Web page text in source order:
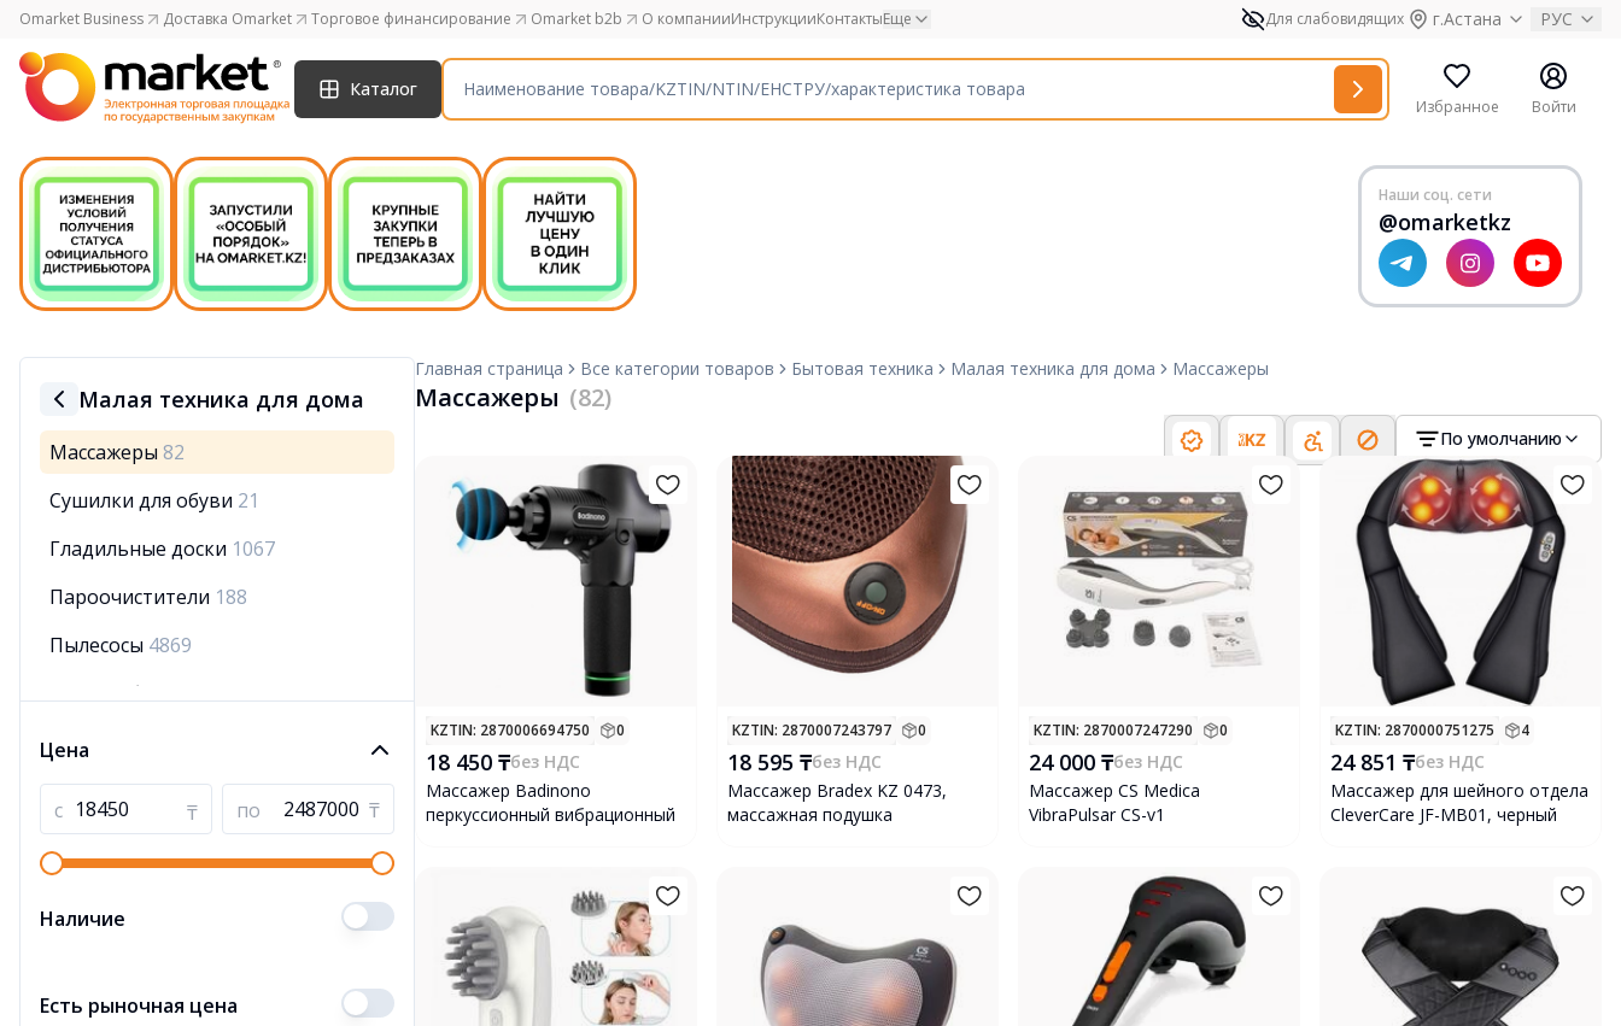
Omarket Business Доставка Omarket Торговое финансирование Omarket b2b О компанииИнструкцииКонтактыЕще Для слабовидящих г.Астана РУС
Каталог
Избранное Войти
Наши соц. сети
@omarketkz
Малая техника для дома
Массажеры 82
Сушилки для обуви 21
Гладильные доски 1067
Пароочистители 188
Пылесосы 4869
Электробритвы
Машинки для стрижки
Сушилки для белья1036
Вышивальные машины5
Аксессуары для утюгов и
Парогенераторы452
Цена
с ₸ по ₸
Наличие
Есть рыночная цена
Главная страница Все категории товаров Бытовая техника Малая техника для дома Массажеры
Массажеры (82)
По умолчанию
KZTIN: 2870006694750 0
18 450 ₸без НДС
Массажер Badinono
перкуссионный вибрационный
KZTIN: 2870007243797 0
18 595 ₸без НДС
Массажер Bradex KZ 0473,
массажная подушка
KZTIN: 2870007247290 0
24 000 ₸без НДС
Массажер CS Medica
VibraPulsar CS-v1
KZTIN: 2870000751275 4
24 851 ₸без НДС
Массажер для шейного отдела
CleverCare JF-MB01, черный